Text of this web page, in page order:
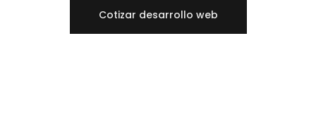
Cotizar desarrollo web